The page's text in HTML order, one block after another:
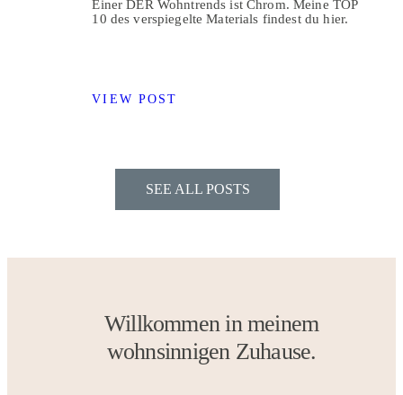
Einer DER Wohntrends ist Chrom. Meine TOP
10 des verspiegelte Materials findest du hier.
VIEW POST
SEE ALL POSTS
Willkommen in meinem
wohnsinnigen Zuhause.